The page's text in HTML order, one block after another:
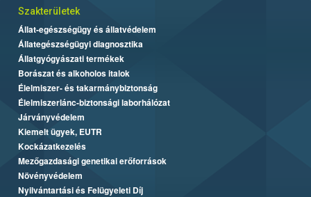
Szakterületek
Állat-egészségügy és állatvédelem
Állategészségügyi diagnosztika
Állatgyógyászati termékek
Borászat és alkoholos italok
Élelmiszer- és takarmánybiztonság
Élelmiszerlánc-biztonsági laborhálózat
Járványvédelem
Kiemelt ügyek, EUTR
Kockázatkezelés
Mezőgazdasági genetikai erőforrások
Növényvédelem
Nyilvántartási és Felügyeleti Díj